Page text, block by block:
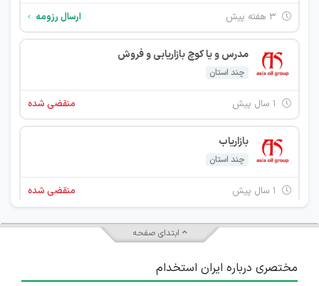
ارسال رزومه
مدرس و یا کوچ بازاریابی و فروش
چند استان
منقضی شده
بازاریاب
چند استان
منقضی شده
استخدام رادیولوژیست
۱ سال پیش منقضی شده
ابتدای صفحه
مختصری درباره ایران استخدام